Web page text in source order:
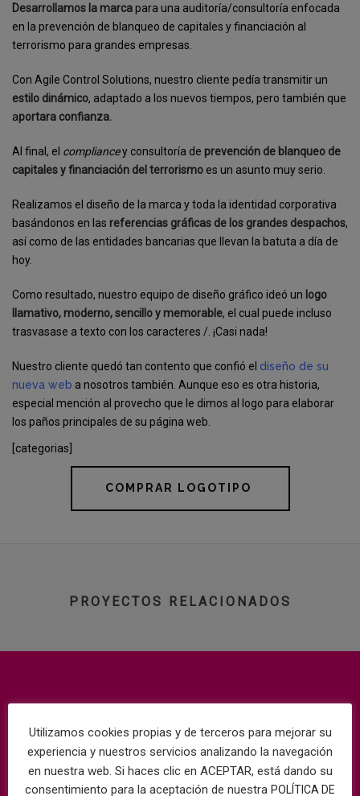
Desarrollamos la marcapara una auditoría/consultoría enfocada
en la prevención de blanqueo de capitales y financiación al
terrorismo para grandes empresas.
Con Agile Control Solutions, nuestro cliente pedía transmitir un
estilo dinámico, adaptado a los nuevos tiempos, pero también que
aportara confianza.
Al final, el compliancey consultoría de prevención de blanqueo de
capitales y financiación del terrorismo es un asunto muy serio.
Realizamos el diseño de la marca y toda la identidad corporativa
basándonos en las referencias gráficas de los grandes despachos,
así como de las entidades bancarias que llevan la batuta a día de
hoy.
Como resultado, nuestro equipo de diseño gráfico ideó un logo
llamativo, moderno, sencillo y memorable, el cual puede incluso
trasvasase a texto con los caracteres /. ¡Casi nada!
Nuestro cliente quedó tan contento que confió el diseño de su
nueva web a nosotros también. Aunque eso es otra historia,
especial mención al provecho que le dimos al logo para elaborar
los paños principales de su página web.
[categorias]
COMPRAR LOGOTIPO
PROYECTOS RELACIONADOS
Utilizamos cookies propias y de terceros para mejorar su
experiencia y nuestros servicios analizando la navegación
en nuestra web. Si haces clic en ACEPTAR, está dando su
consentimiento para la aceptación de nuestra POLÍTICA DE